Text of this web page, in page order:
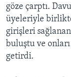
göze çarptı.
üyeleriyle
girişleri
buluştu ve
getirdi.